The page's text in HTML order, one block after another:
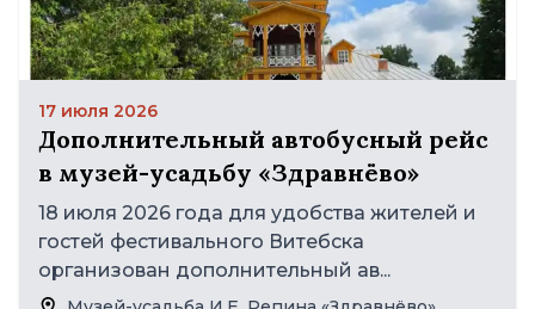
17 июля 2026
Дополнительный автобусный рейс
в музей-усадьбу «Здравнёво»
18 июля 2026 года для удобства жителей и
гостей фестивального Витебска
организован дополнительный ав...